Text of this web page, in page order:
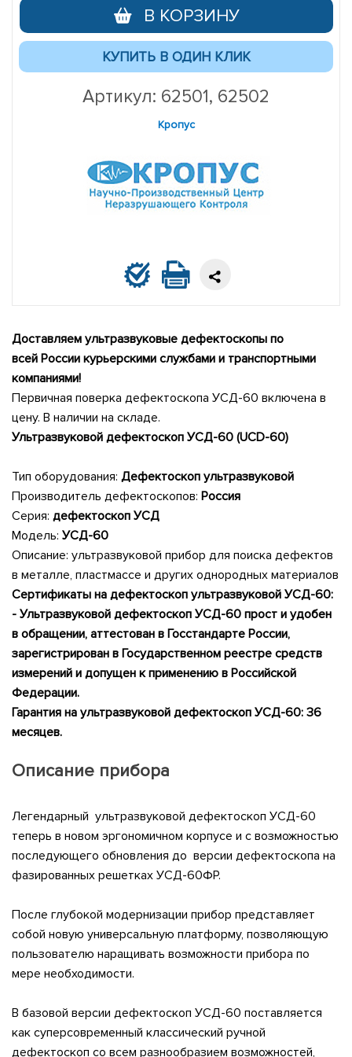
В КОРЗИНУ
Артикул: 62501, 62502
Кропус
Доставляем ультразвуковые дефектоскопы по
всей России курьерскими службами и транспортными
компаниями!
Первичная поверка дефектоскопа УСД-60 включена в
цену. В наличии на складе.
Ультразвуковой дефектоскоп УСД-60 (UCD-60)
Тип оборудования: Дефектоскоп ультразвуковой
Производитель дефектоскопов: Россия
Серия: дефектоскоп УСД
Модель: УСД-60
Описание: ультразвуковой прибор для поиска дефектов
в металле, пластмассе и других однородных материалов
Сертификаты на дефектоскоп ультразвуковой УCД-60:
- Ультразвуковой дефектоскоп УСД-60 прост и удобен
в обращении, аттестован в Госстандарте России,
зарегистрирован в Государственном реестре средств
измерений и допущен к применению в Российской
Федерации.
Гарантия на ультразвуковой дефектоскоп УСД-60: 36
месяцев.
Описание прибора
Легендарный ультразвуковой дефектоскоп УСД-60
теперь в новом эргономичном корпусе и с возможностью
последующего обновления до версии дефектоскопа на
фазированных решетках УСД-60ФР.
После глубокой модернизации прибор представляет
собой новую универсальную платформу, позволяющую
пользователю наращивать возможности прибора по
мере необходимости.
В базовой версии дефектоскоп УСД-60 поставляется
как суперсовременный классический ручной
дефектоскоп со всем разнообразием возможностей,